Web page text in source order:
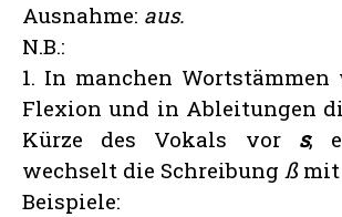
Ausnahme: aus.
N.B.:
1. In manchen Wortstämmen
Flexion und in Ableitungen
Kürze des Vokals vor s;
wechselt die Schreibung ß mit
Beispiele: